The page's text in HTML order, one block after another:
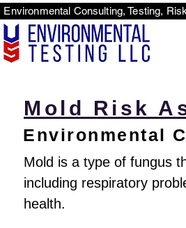
Environmental
Mold Risk
Environmental
Mold is a type of fungus
including respiratory
health.